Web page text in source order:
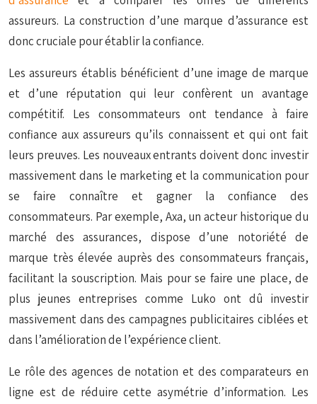
assureurs. La construction d’une marque d’assurance est
donc cruciale pour établir la confiance.
Les assureurs établis bénéficient d’une image de marque
et d’une réputation qui leur confèrent un avantage
compétitif. Les consommateurs ont tendance à faire
confiance aux assureurs qu’ils connaissent et qui ont fait
leurs preuves. Les nouveaux entrants doivent donc investir
massivement dans le marketing et la communication pour
se faire connaître et gagner la confiance des
consommateurs. Par exemple, Axa, un acteur historique du
marché des assurances, dispose d’une notoriété de
marque très élevée auprès des consommateurs français,
facilitant la souscription. Mais pour se faire une place, de
plus jeunes entreprises comme Luko ont dû investir
massivement dans des campagnes publicitaires ciblées et
dans l’amélioration de l’expérience client.
Le rôle des agences de notation et des comparateurs en
ligne est de réduire cette asymétrie d’information. Les